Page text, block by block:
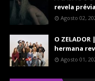
revela
Agosto 02,
O
hermana
Agosto 01,